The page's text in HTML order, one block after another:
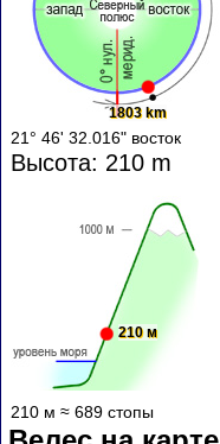
1803 km
21° 46' 32.016" восток
Высота: 210 m
210 м
210 м ≈ 689 стопы